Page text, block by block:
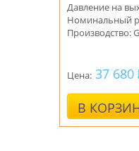
Давление на
Номинальный
Производство:
Цена: 37 680
В